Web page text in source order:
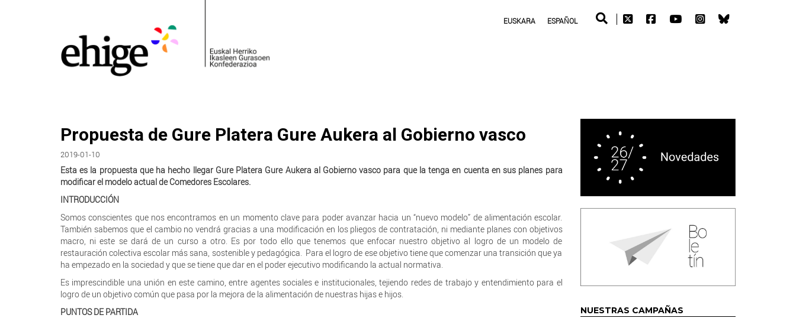
EUSKARA ESPAÑOL
Propuesta de Gure Platera Gure Aukera al Gobierno vasco
2019-01-10
Esta es la propuesta que ha hecho llegar Gure Platera Gure Aukera al Gobierno vasco para que la tenga en cuenta en sus planes para
modificar el modelo actual de Comedores Escolares.
INTRODUCCIÓN
Somos conscientes que nos encontramos en un momento clave para poder avanzar hacia un “nuevo modelo” de alimentación escolar.
También sabemos que el cambio no vendrá gracias a una modificación en los pliegos de contratación, ni mediante planes con objetivos
macro, ni este se dará de un curso a otro. Es por todo ello que tenemos que enfocar nuestro objetivo al logro de un modelo de
restauración colectiva escolar más sana, sostenible y pedagógica. Para el logro de ese objetivo tiene que comenzar una transición que ya
ha empezado en la sociedad y que se tiene que dar en el poder ejecutivo modificando la actual normativa.
Es imprescindible una unión en este camino, entre agentes sociales e institucionales, tejiendo redes de trabajo y entendimiento para el
logro de un objetivo común que pasa por la mejora de la alimentación de nuestras hijas e hijos.
PUNTOS DE PARTIDA
NUESTRAS CAMPAÑAS